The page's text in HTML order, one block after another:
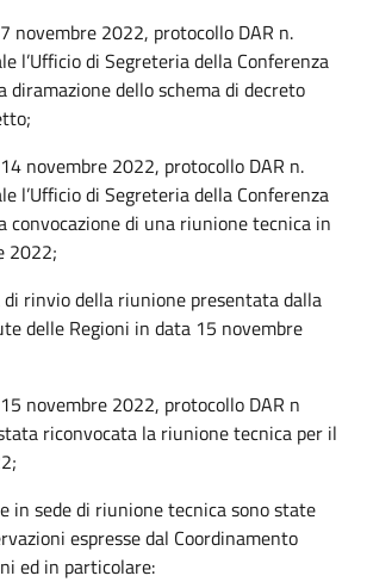
novembre 2022, protocollo DAR n.
l’Ufficio di Segreteria della Conferenza
diramazione dello schema di decreto
novembre 2022, protocollo DAR n.
l’Ufficio di Segreteria della Conferenza
convocazione di una riunione tecnica in
2022;
rinvio della riunione presentata dalla
delle Regioni in data 15 novembre
novembre 2022, protocollo DAR n
riconvocata la riunione tecnica per il
in sede di riunione tecnica sono state
espresse dal Coordinamento
ed in particolare: